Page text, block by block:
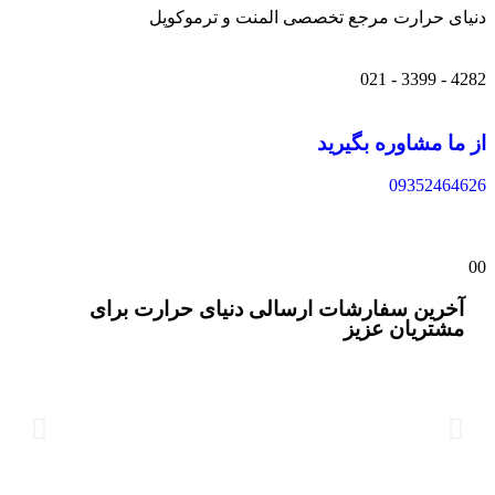
دنیای حرارت مرجع تخصصی المنت و ترموکوپل
4282 - 3399 - 021
از ما مشاوره بگیرید
09352464626
00
آخرین سفارشات ارسالی دنیای حرارت برای
مشتریان عزیز